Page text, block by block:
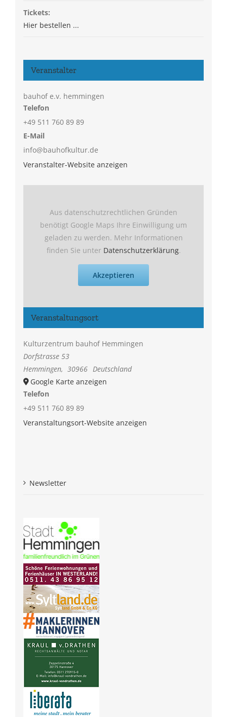
Tickets:
Hier bestellen ...
Veranstalter
bauhof e.v. hemmingen
Telefon
+49 511 760 89 89
E-Mail
info@bauhofkultur.de
Veranstalter-Website anzeigen
Veranstaltungsort
Kulturzentrum bauhof Hemmingen
Dorfstrasse 53
Hemmingen, 30966 Deutschland
Google Karte anzeigen
Telefon
+49 511 760 89 89
Veranstaltungsort-Website anzeigen
Aus datenschutzrechtlichen Gründen
benötigt Google Maps Ihre Einwilligung um
geladen zu werden. Mehr Informationen
finden Sie unter Datenschutzerklärung.
Akzeptieren
Newsletter